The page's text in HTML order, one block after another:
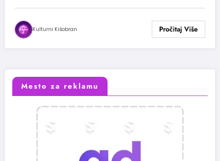
Kulturni Kišobran
Mesto za reklamu